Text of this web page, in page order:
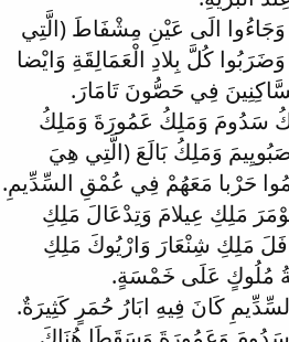
وَجَاءُوا الَى عَيْنِ مِشْفَاطَ (الَّتِي
كُلَّ بِلادِ الْعَمَالِقَةِ وَايْضا
فِي حَصُّونَ تَامَارَ.
سَدُومَ وَمَلِكُ عَمُورَةَ وَمَلِكُ
وَمَلِكُ بَالَعَ (الَّتِي هِيَ
حَرْبا مَعَهُمْ فِي عُمْقِ السِّدِّيمِ.
مَلِكِ عِيلامَ وَتِدْعَالَ مَلِكِ
مَلِكِ شِنْعَارَ وَارْيُوكَ مَلِكِ
مُلُوكٍ عَلَى خَمْسَةٍ.
كَانَ فِيهِ ابَارُ حُمَرٍ كَثِيرَةٌ.